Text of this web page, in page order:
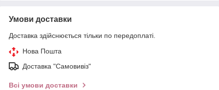
Умови доставки
Доставка здійснюється тільки по передоплаті.
Нова Пошта
Доставка "Самовивіз"
Всі умови доставки